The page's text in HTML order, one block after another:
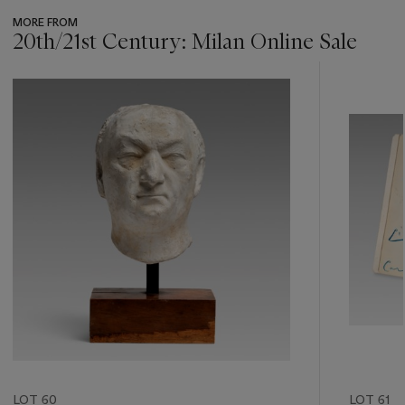
MORE FROM
20th/21st Century: Milan Online Sale
item_current_of_total_txt
LOT 60 LOT 61